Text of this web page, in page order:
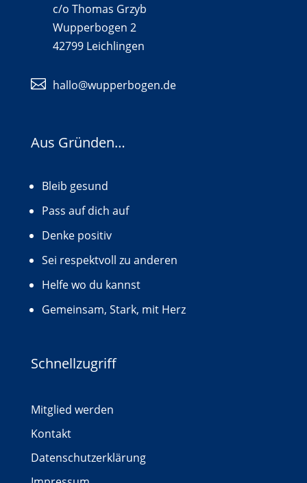
c/o Thomas Grzyb
Wupperbogen 2
42799 Leichlingen
 hallo@wupperbogen.de
Aus Gründen…
Bleib gesund
Pass auf dich auf
Denke positiv
Sei respektvoll zu anderen
Helfe wo du kannst
Gemeinsam, Stark, mit Herz
Schnellzugriff
Mitglied werden
Kontakt
Datenschutzerklärung